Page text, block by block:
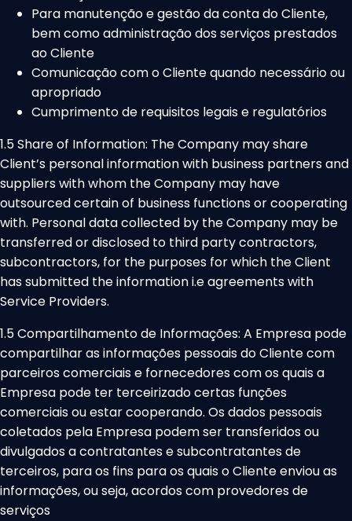
Para manutenção e gestão da conta do Cliente,
bem como administração dos serviços prestados
ao Cliente
Comunicação com o Cliente quando necessário ou
apropriado
Cumprimento de requisitos legais e regulatórios
1.5 Share of Information: The Company may share
Client’s personal information with business partners and
suppliers with whom the Company may have
outsourced certain of business functions or cooperating
with. Personal data collected by the Company may be
transferred or disclosed to third party contractors,
subcontractors, for the purposes for which the Client
has submitted the information i.e agreements with
Service Providers.
1.5 Compartilhamento de Informações: A Empresa pode
compartilhar as informações pessoais do Cliente com
parceiros comerciais e fornecedores com os quais a
Empresa pode ter terceirizado certas funções
comerciais ou estar cooperando. Os dados pessoais
coletados pela Empresa podem ser transferidos ou
divulgados a contratantes e subcontratantes de
terceiros, para os fins para os quais o Cliente enviou as
informações, ou seja, acordos com provedores de
serviços